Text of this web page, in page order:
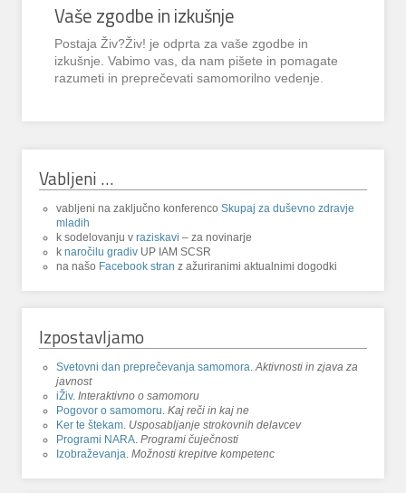
Vaše zgodbe in izkušnje
Postaja Živ?Živ! je odprta za vaše zgodbe in
izkušnje. Vabimo vas, da nam pišete in pomagate
razumeti in preprečevati samomorilno vedenje.
Vabljeni …
vabljeni na zaključno konferencoSkupaj za duševno zdravje
mladih
k sodelovanju vraziskavi – za novinarje
knaročilu gradiv UP IAM SCSR
na našo Facebook stran z ažuriranimi aktualnimi dogodki
Izpostavljamo
Svetovni dan preprečevanja samomora .Aktivnosti in zjava za
javnost
iŽiv.Interaktivno o samomoru
Pogovor o samomoru .Kaj reči in kaj ne
Ker te štekam Usposabljanje strokovnih delavcev
Programi NARA .Programi čuječnosti
Izobraževanja .Možnosti krepitve kompetenc